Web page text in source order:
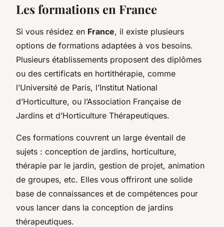
Les formations en France
Si vous résidez en France, il existe plusieurs
options de formations adaptées à vos besoins.
Plusieurs établissements proposent des diplômes
ou des certificats en hortithérapie, comme
l’Université de Paris, l’Institut National
d’Horticulture, ou l’Association Française de
Jardins et d’Horticulture Thérapeutiques.
Ces formations couvrent un large éventail de
sujets : conception de jardins, horticulture,
thérapie par le jardin, gestion de projet, animation
de groupes, etc. Elles vous offriront une solide
base de connaissances et de compétences pour
vous lancer dans la conception de jardins
thérapeutiques.